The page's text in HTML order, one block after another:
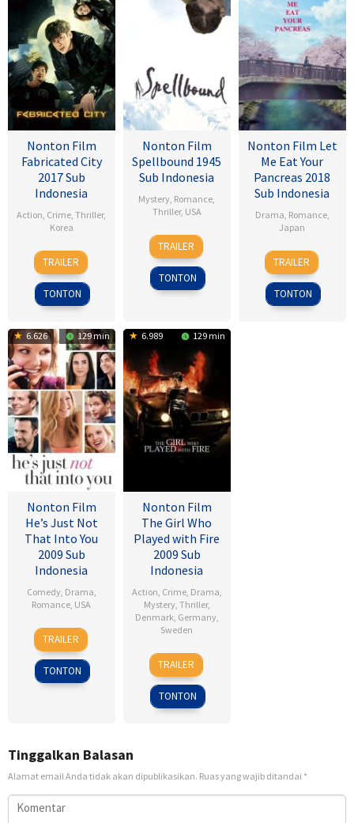
Nonton Film
Fabricated City
2017 Sub
Indonesia
Action, Crime,Thriller,
Korea
9
Feb
2017
Lee
Hu-
bin
TRAILER
TONTON
Nonton Film
Spellbound 1945
Sub Indonesia
Mystery, Romance,
Thriller, USA
8
Nov
1945
Alfred
Hitchcock
TRAILER
TONTON
Nonton Film Let
Me Eat Your
Pancreas 2018
Sub Indonesia
Drama, Romance,
Japan
28
Jul
2017
Sho
Tsukikawa
TRAILER
TONTON
6.626 129 min
Nonton Film
He’s Just Not
That Into You
2009 Sub
Indonesia
Comedy, Drama,
Romance, USA
6
Feb
2009
Ken
Kwapis
TRAILER
TONTON
6.989 129 min
Nonton Film
The Girl Who
Played with Fire
2009 Sub
Indonesia
Action, Crime, Drama,
Mystery, Thriller,
Denmark, Germany,
Sweden
18
Sep
2009
Daniel
Alfredson
TRAILER
TONTON
Tinggalkan Balasan
Alamat email Anda tidak akan dipublikasikan. Ruas yang wajib ditandai *